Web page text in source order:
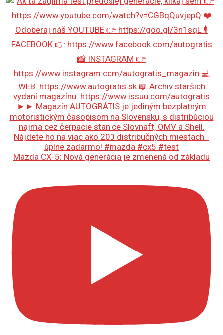
Mazda CX-5: Nová generácia je zmenená od základu